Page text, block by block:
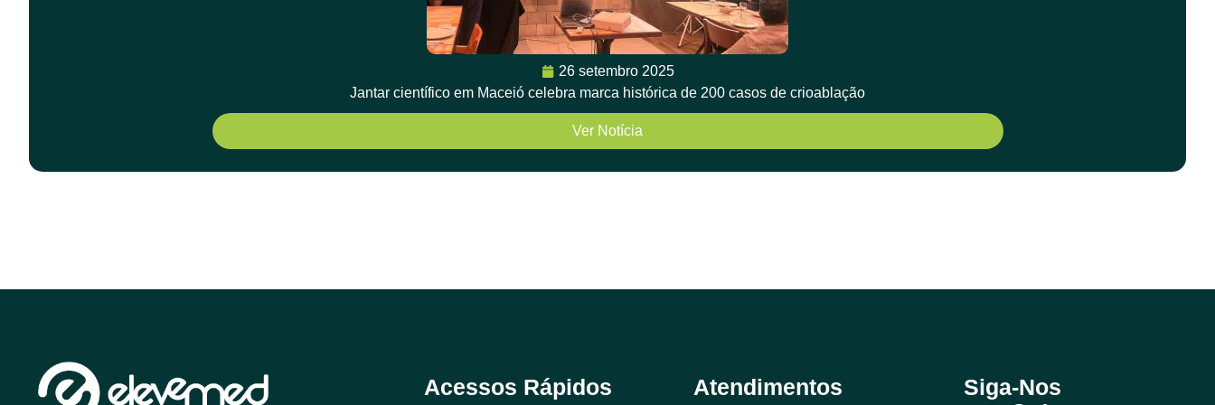
26 setembro 2025
Jantar científico em Maceió celebra marca histórica de 200 casos de crioablação
Ver Notícia
Acessos Rápidos Atendimentos Siga-Nos